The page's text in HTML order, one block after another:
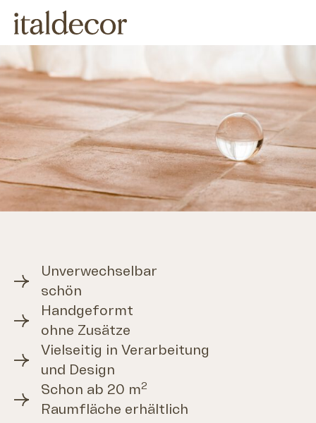
to
content
Unverwechselbar
schön
Handgeformt
ohne Zusätze
Vielseitig in Verarbeitung
und Design
Schon ab 20 m2
Raumfläche erhältlich